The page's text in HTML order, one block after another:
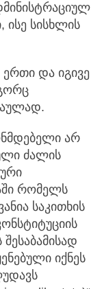
სისხლის
ერთი და იგივე
არ
ძალის
რომელს
საკითხის
იქნეს